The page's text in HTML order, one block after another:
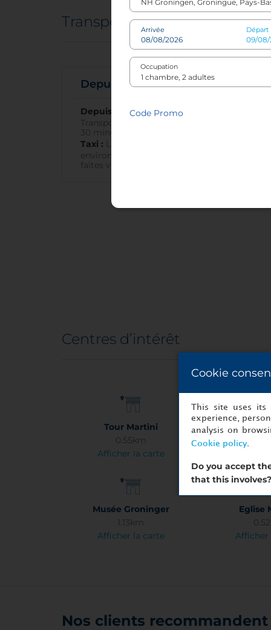
Transports
Depuis l’aéroport
Depuis l’aéroport d’Amsterdam-Schiphol
Transports en commun : Départ toutes les
30 minutes pour un coût de 25,8 €.
Taxi : Le trajet dure 110 minutes et coûte
environ 250 € lorsque la réservation et
faites via la réception.
Centres d’intérêt
Tour Martini
0.55km
Afficher la carte
Grote
Musée Groninger
1.13km
Afficher la carte
Eglise
Afficher
Nos clients
Arrivée Départ
Occupation
Code Promo
Cookie
This site uses its
experience,
analysis on
Cookie policy.
Do you accept
that this involves?